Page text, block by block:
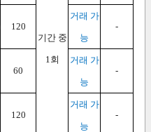
기간 중
1회
120
거래 가
능
-
60
거래 가
능
-
120
거래 가
능
-